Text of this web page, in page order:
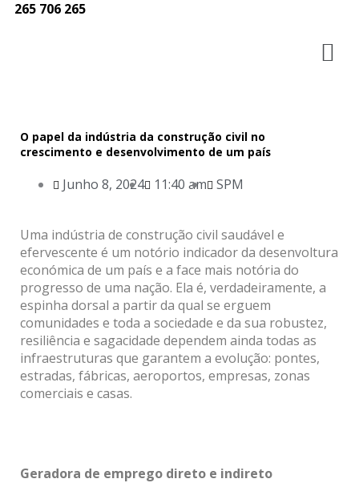
265 706 265
O papel da indústria da construção civil no
crescimento e desenvolvimento de um país
Junho 8, 2024 11:40 am SPM
Uma indústria de construção civil saudável e
efervescente é um notório indicador da desenvoltura
económica de um país e a face mais notória do
progresso de uma nação. Ela é, verdadeiramente, a
espinha dorsal a partir da qual se erguem
comunidades e toda a sociedade e da sua robustez,
resiliência e sagacidade dependem ainda todas as
infraestruturas que garantem a evolução: pontes,
estradas, fábricas, aeroportos, empresas, zonas
comerciais e casas.
Geradora de emprego direto e indireto